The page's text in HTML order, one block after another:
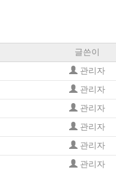
글쓴이
관리자
관리자
관리자
관리자
관리자
관리자